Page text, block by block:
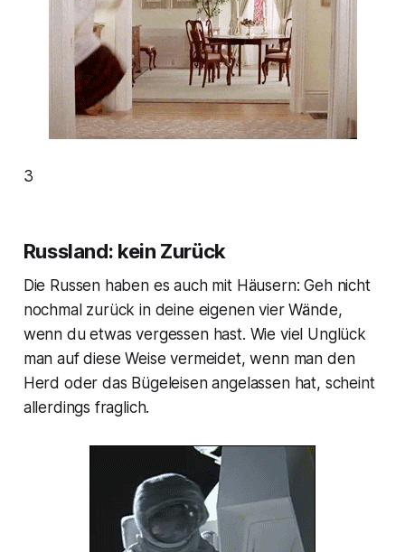
3
Russland: kein Zurück
Die Russen haben es auch mit Häusern: Geh nicht
nochmal zurück in deine eigenen vier Wände,
wenn du etwas vergessen hast. Wie viel Unglück
man auf diese Weise vermeidet, wenn man den
Herd oder das Bügeleisen angelassen hat, scheint
allerdings fraglich.